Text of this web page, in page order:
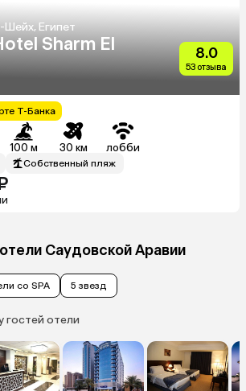
Египет
Sharm El
8.0
53 отзыва
Т-Банка
100 м 30 км лобби
Собственный пляж
Саудовской Аравии
со SPA 5 звезд
гостей отели